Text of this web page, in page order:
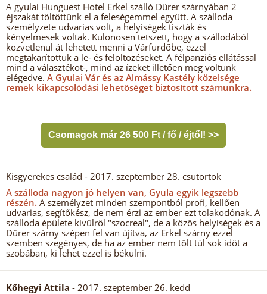
A gyulai Hunguest Hotel Erkel szálló Dürer szárnyában 2
éjszakát töltöttünk el a feleségemmel együtt. A szálloda
személyzete udvarias volt, a helyiségek tiszták és
kényelmesek voltak. Különösen tetszett, hogy a szállodából
közvetlenül át lehetett menni a Várfürdőbe, ezzel
megtakarítottuk a le- és felöltözéseket. A félpanziós ellátással
mind a választékot-, mind az ízeket illetően meg voltunk
elégedve. A Gyulai Vár és az Almássy Kastély közelsége
remek kikapcsolódási lehetőséget biztosított számunkra.
Csomagok már 26 500 Ft / fő / éjtől! >>
Kisgyerekes család - 2017. szeptember 28. csütörtök
A szálloda nagyon jó helyen van, Gyula egyik legszebb
részén. A személyzet minden szempontból profi, kellően
udvarias, segítőkész, de nem érzi az ember ezt tolakodónak. A
szálloda épülete kivülről "szocreal", de a közös helyiségek és a
Dürer szárny szépen fel van újítva, az Erkel szárny ezzel
szemben szegényes, de ha az ember nem tölt túl sok időt a
szobában, ki lehet ezzel is békülni.
Kőhegyi Attila - 2017. szeptember 26. kedd